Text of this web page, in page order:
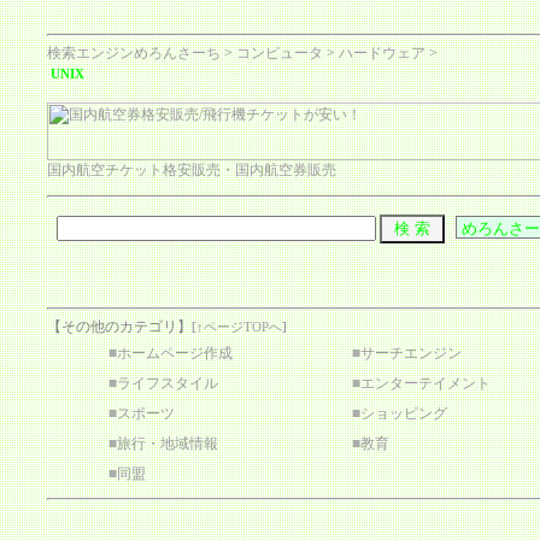
検索エンジンめろんさーち>コンピュータ>ハードウェア>
UNIX
国内航空チケット格安販売・国内航空券販売
【その他のカテゴリ】[↑ページTOPへ]
■ホームページ作成 ■サーチエンジン
■ライフスタイル ■エンターテイメント
■スポーツ ■ショッピング
■旅行・地域情報 ■教育
■同盟